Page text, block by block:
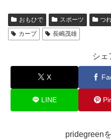
c
e
b
k
tt
er
ail e
おもひで スポーツ つ
カープ
長嶋茂雄
シェ
X
LINE
pridegreen